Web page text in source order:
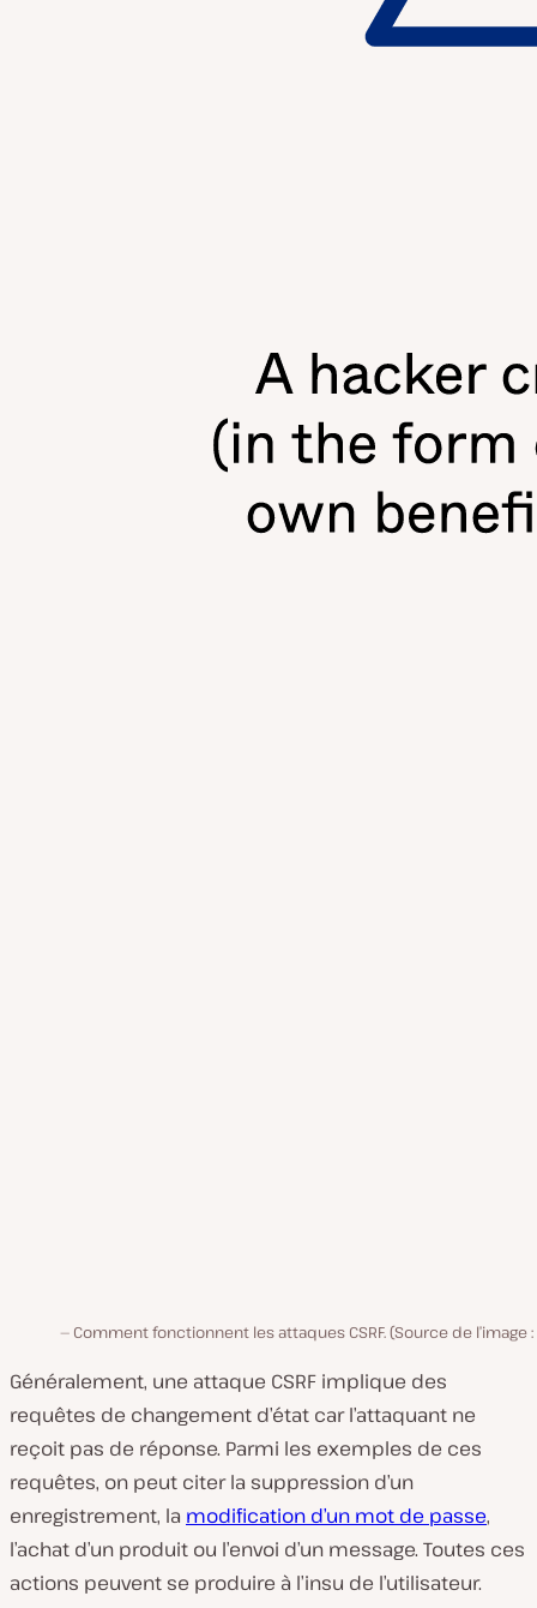
Comment fonctionnent les attaques CSRF. (Source de l’image :
Généralement, une attaque CSRF implique des
requêtes de changement d’état car l’attaquant ne
reçoit pas de réponse. Parmi les exemples de ces
requêtes, on peut citer la suppression d’un
enregistrement, la modification d’un mot de passe,
l’achat d’un produit ou l’envoi d’un message. Toutes ces
actions peuvent se produire à l’insu de l’utilisateur.